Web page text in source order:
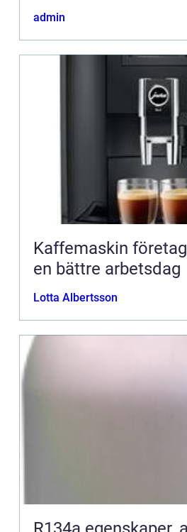
admin
Kaffemaskin företag nyckeln till
en bättre arbetsdag
Lotta Albertsson